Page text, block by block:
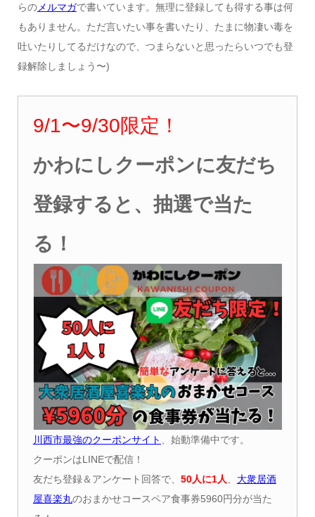
らのメルマガで書いています。無理に登録しても得する事は何
もありません。ただ言いたい事を書いたり、たまに物凄い毒を
吐いたりしてるだけなので、つまらないと思ったらいつでも登
録解除しましょう〜)
9/1〜9/30限定！
かわにしクーポンに友だち
登録すると、抽選で当た
る！
川西市最強のクーポンサイト
、始動準備中です。
クーポンはLINEで配信！
友だち登録＆アンケート回答で、 50人に1人
大衆居酒
屋喜楽丸のおまかせコースペア食事券5960円分が当た